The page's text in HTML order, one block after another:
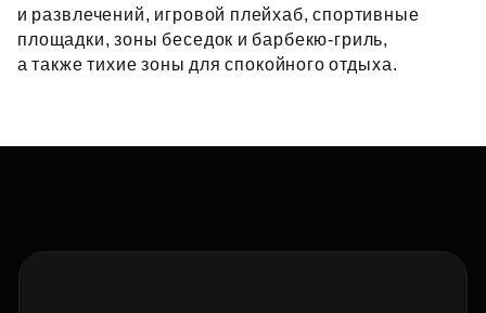
и развлечений, игровой плейхаб, спортивные
площадки, зоны беседок и барбекю‑гриль,
а также тихие зоны для спокойного отдыха.